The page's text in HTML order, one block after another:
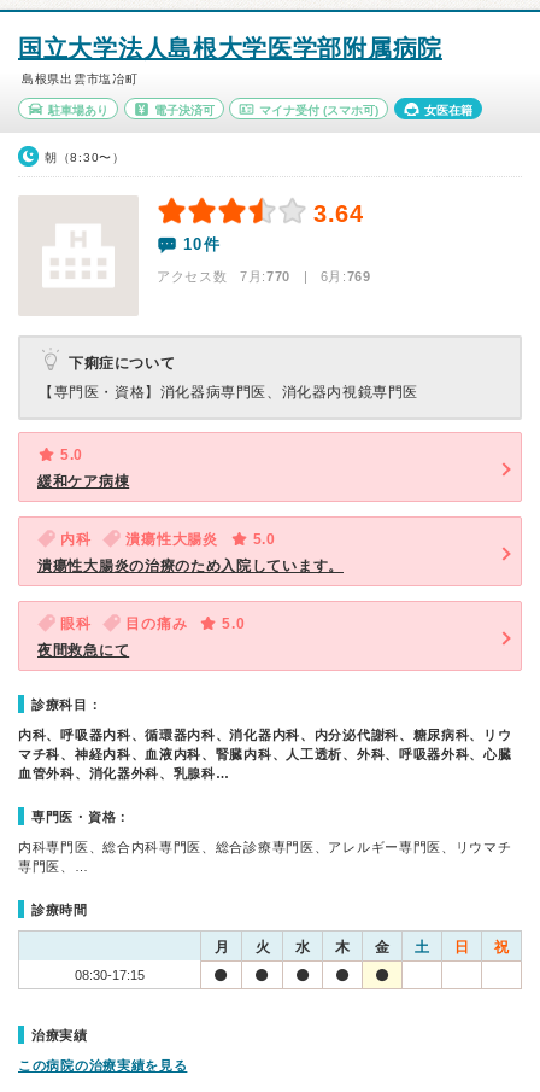
国立大学法人島根大学医学部附属病院
島根県出雲市塩冶町
駐車場あり 電子決済可 マイナ受付 (スマホ可) 女医在籍
朝（8:30〜）
3.64
10件
アクセス数 7月:770 | 6月:769
下痢症について
【専門医・資格】 消化器病専門医、消化器内視鏡専門医
5.0
緩和ケア病棟
内科 潰瘍性大腸炎
5.0
潰瘍性大腸炎の治療のため入院しています。
眼科 目の痛み
5.0
夜間救急にて
診療科目：
内科、呼吸器内科、循環器内科、消化器内科、内分泌代謝科、糖尿病科、リウ
マチ科、神経内科、血液内科、腎臓内科、人工透析、外科、呼吸器外科、心臓
血管外科、消化器外科、乳腺科…
専門医・資格：
内科専門医、総合内科専門医、総合診療専門医、アレルギー専門医、リウマチ
専門医、…
診療時間
月 火 水 木 金 土 日 祝
08:30-17:15
治療実績
この病院の治療実績を見る